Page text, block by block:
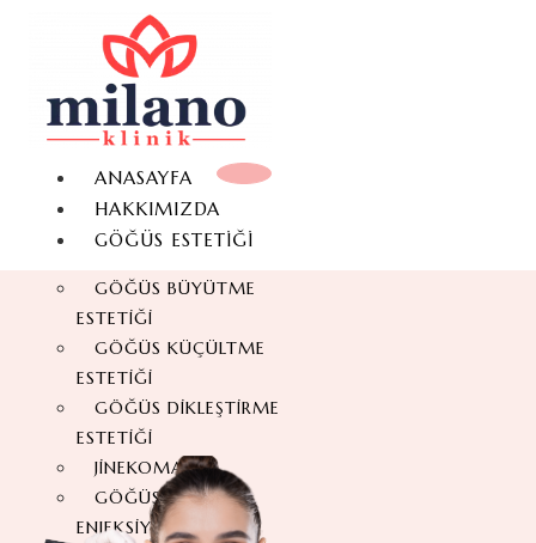
ANASAYFA
HAKKIMIZDA
GÖĞÜS ESTETIĞI
GÖĞÜS BÜYÜTME
ESTETIĞI
GÖĞÜS KÜÇÜLTME
ESTETIĞI
GÖĞÜS DIKLEŞTIRME
ESTETIĞI
JINEKOMASTI
GÖĞÜS YAĞ
ENJEKSIYONU